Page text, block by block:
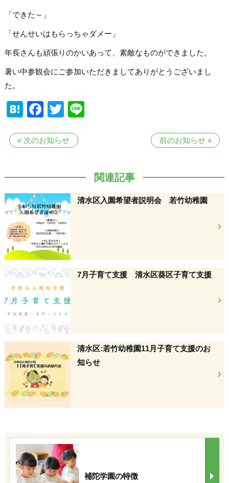
「できた～」
「せんせいはもらっちゃダメー」
年長さんも頑張りのかいあって、素敵なものができました。
暑い中参観会にご参加いただきましてありがとうございまし
た。
Hatena
Facebook
Twitter
前のお知らせ»
« 次のお知らせ
関連記事
清水区入園希望者説明会 若竹幼稚園
7月子育て支援 清水区葵区子育て支援
清水区:若竹幼稚園11月子育て支援のお
知らせ
補陀学園の特徴